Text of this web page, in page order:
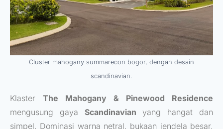
Cluster mahogany summarecon bogor, dengan desain
scandinavian.
Klaster The Mahogany & Pinewood Residence
mengusung gaya Scandinavian yang hangat dan
simpel. Dominasi warna netral, bukaan jendela besar,